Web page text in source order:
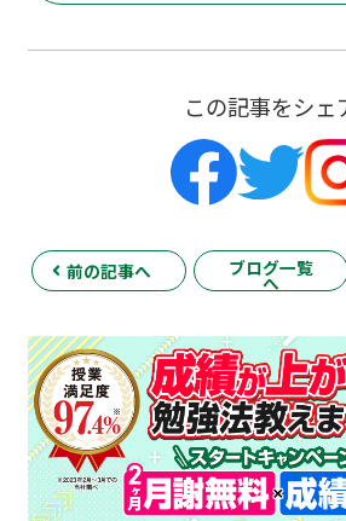
この記事をシェ
前の記事へ ブログ一覧
へ